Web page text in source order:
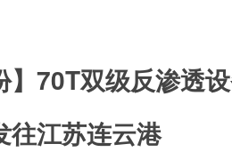
】70T双级反渗透
往江苏连云港